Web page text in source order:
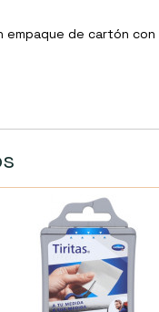
empaque de cartón